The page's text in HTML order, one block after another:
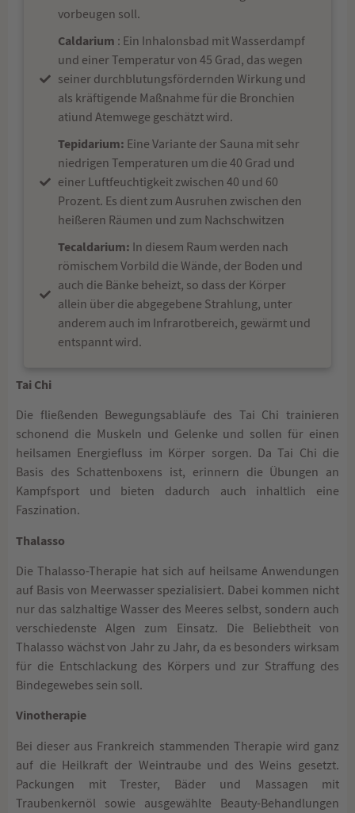
vorbeugen soll.
Caldarium : Ein Inhalonsbad mit Wasserdampf
und einer Temperatur von 45 Grad, das wegen
seiner durchblutungsfördernden Wirkung und
als kräftigende Maßnahme für die Bronchien
atiund Atemwege geschätzt wird.
Tepidarium: Eine Variante der Sauna mit sehr
niedrigen Temperaturen um die 40 Grad und
einer Luftfeuchtigkeit zwischen 40 und 60
Prozent. Es dient zum Ausruhen zwischen den
heißeren Räumen und zum Nachschwitzen
Tecaldarium: In diesem Raum werden nach
römischem Vorbild die Wände, der Boden und
auch die Bänke beheizt, so dass der Körper
allein über die abgegebene Strahlung, unter
anderem auch im Infrarotbereich, gewärmt und
entspannt wird.
Tai Chi
Die fließenden Bewegungsabläufe des Tai Chi trainieren
schonend die Muskeln und Gelenke und sollen für einen
heilsamen Energiefluss im Körper sorgen. Da Tai Chi die
Basis des Schattenboxens ist, erinnern die Übungen an
Kampfsport und bieten dadurch auch inhaltlich eine
Faszination.
Thalasso
Die Thalasso-Therapie hat sich auf heilsame Anwendungen
auf Basis von Meerwasser spezialisiert. Dabei kommen nicht
nur das salzhaltige Wasser des Meeres selbst, sondern auch
verschiedenste Algen zum Einsatz. Die Beliebtheit von
Thalasso wächst von Jahr zu Jahr, da es besonders wirksam
für die Entschlackung des Körpers und zur Straffung des
Bindegewebes sein soll.
Vinotherapie
Bei dieser aus Frankreich stammenden Therapie wird ganz
auf die Heilkraft der Weintraube und des Weins gesetzt.
Packungen mit Trester, Bäder und Massagen mit
Traubenkernöl sowie ausgewählte Beauty-Behandlungen